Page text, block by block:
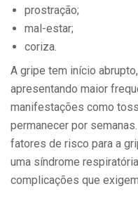
prostração;
mal-estar;
coriza.
A gripe tem início
apresentando maior
manifestações como
permanecer por
fatores de risco para a
uma síndrome
complicações que